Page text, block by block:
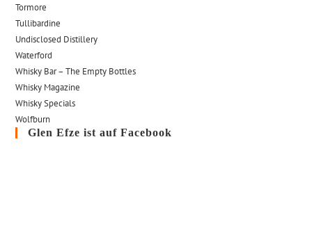
Tormore
Tullibardine
Undisclosed Distillery
Waterford
Whisky Bar – The Empty Bottles
Whisky Magazine
Whisky Specials
Wolfburn
Glen Efze ist auf Facebook